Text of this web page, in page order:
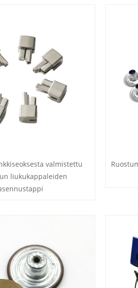
valmistettu
liukukappaleiden